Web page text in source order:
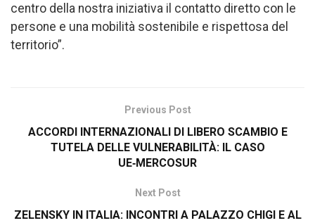
centro della nostra iniziativa il contatto diretto con le
persone e una mobilità sostenibile e rispettosa del
territorio”.
Previous Post
ACCORDI INTERNAZIONALI DI LIBERO SCAMBIO E
TUTELA DELLE VULNERABILITÀ: IL CASO
UE‑MERCOSUR
Next Post
ZELENSKY IN ITALIA: INCONTRI A PALAZZO CHIGI E AL